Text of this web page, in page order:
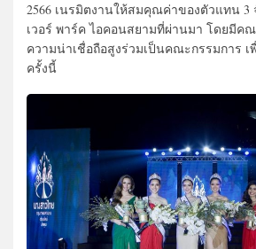
2566 เนรมิตงานให้สมคุณค่าของตัวแทน
เวอร์ พาร์ค ไอคอนสยามที่ผ่านมา โดยมี
ความน่าเชื่อถือสูงร่วมเป็นคณะกรรมการ เ
ครั้งนี้